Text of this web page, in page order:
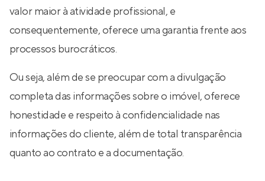
valor maior à atividade profissional, e
consequentemente, oferece uma garantia frente aos
processos burocráticos.
Ou seja, além de se preocupar com a divulgação
completa das informações sobre o imóvel, oferece
honestidade e respeito à confidencialidade nas
informações do cliente, além de total transparência
quanto ao contrato e a documentação.